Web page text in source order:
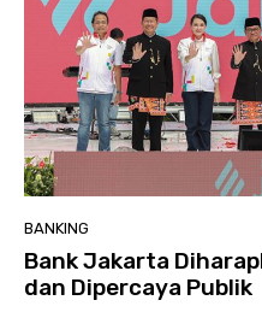
BANKING
Bank Jakarta
dan Dipercaya Publik